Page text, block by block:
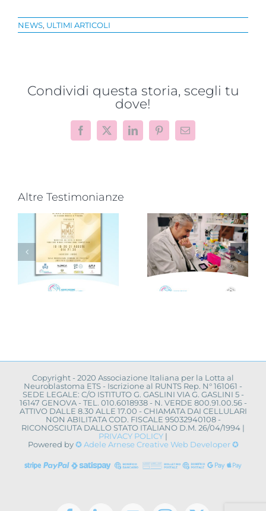
NEWS, ULTIMI ARTICOLI
Condividi questa storia, scegli tu
dove!
Facebook
X LinkedInPinterestEmail
Altre Testimonianze
Progetto
“VAMOLAA,
in campo
anche
l’Università
La Sapienza
Novità dalla
ricerca
scientifica:
convegno a
Napoli
Copyright - 2020 Associazione Italiana per la Lotta al
Neuroblastoma ETS - Iscrizione al RUNTS Rep. N° 161061 -
SEDE LEGALE: C/O ISTITUTO G. GASLINI VIA G. GASLINI 5 -
16147 GENOVA - TEL. 010.6018938 - N. VERDE 800.91.00.56 -
ATTIVO DALLE 8.30 ALLE 17.00 - CHIAMATA DAI CELLULARI
NON ABILITATA COD. FISCALE 95032940108 -
RICONOSCIUTA DALLO STATO ITALIANO D.M. 26/04/1994 |
PRIVACY POLICY |
Powered by✪ Adele Arnese Creative Web Developer ✪